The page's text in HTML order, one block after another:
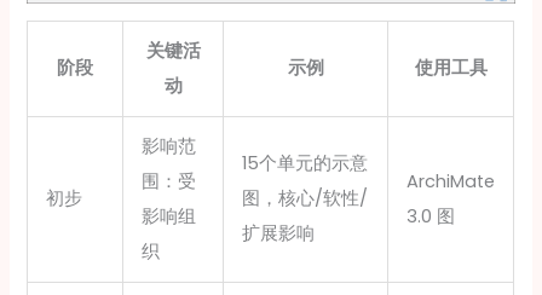
阶段
关键活
动
示例 使用工具
初步
影响范
围：受
影响组
织
15个单元的示意
图，核心/软性/
扩展影响
ArchiMate
3.0 图